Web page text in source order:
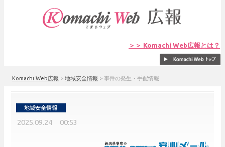
＞＞ Komachi Web広報とは？
Komachi Web広報 > 地域安全情報 > 事件の発生・手配情報
2025.09.24 00:53